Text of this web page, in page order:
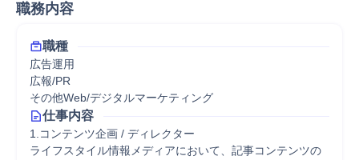
職務内容
職種
広告運用
広報/PR
その他Web/デジタルマーケティング
仕事内容
1.コンテンツ企画 / ディレクター
ライフスタイル情報メディアにおいて、記事コンテンツの